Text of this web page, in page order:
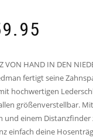
VON HAND IN DEN
fertigt seine
hochwertigen
größenverstellbar.
und einem
einfach deine